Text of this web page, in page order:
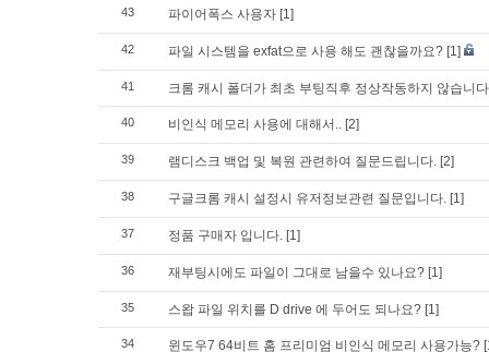
43 파이어폭스 사용자 [1]
42 파일 시스템을 exfat으로 사용 해도 괜찮을까요? [1]
41 크롬 캐시 폴더가 최초 부팅직후 정상작동하지 않습니
40 비인식 메모리 사용에 대해서.. [2]
39 램디스크 백업 및 복원 관련하여 질문드립니다. [2]
38 구글크롬 캐시 설정시 유저정보관련 질문입니다. [1]
37 정품 구매자 입니다. [1]
36 재부팅시에도 파일이 그대로 남을수 있나요? [1]
35 스왑 파일 위치를 D drive 에 두어도 되나요? [1]
34 윈도우7 64비트 홈 프리미엄 비인식 메모리 사용가능?